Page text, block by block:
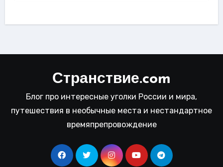
Странствие.com
Блог про интересные уголки России и мира,
путешествия в необычные места и нестандартное
времяпрепровождение